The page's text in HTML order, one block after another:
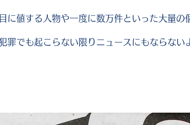
に値する人物や一度に数万件といった大量の
罪でも起こらない限りニュースにもならない